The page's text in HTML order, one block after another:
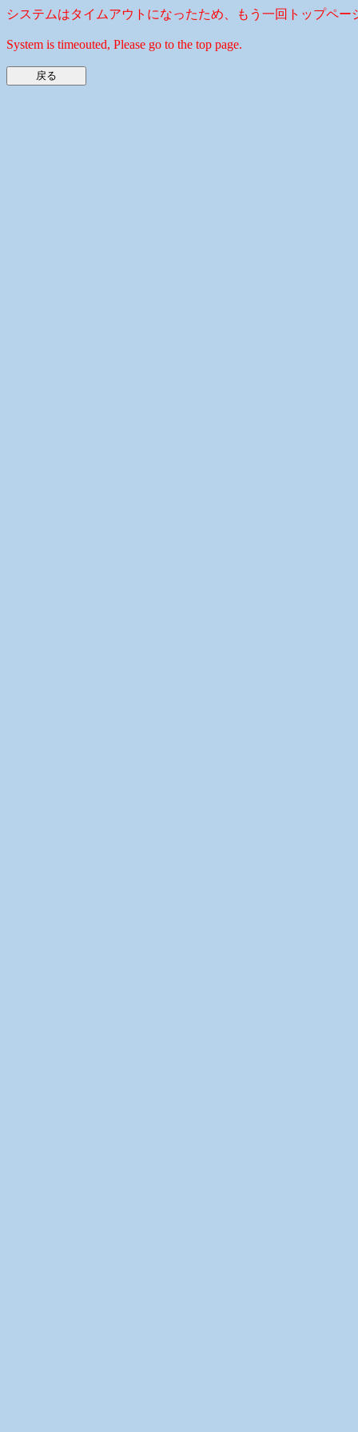
システムはタイムアウトになったため、もう一回トップペー
System is timeouted, Please go to the top page.